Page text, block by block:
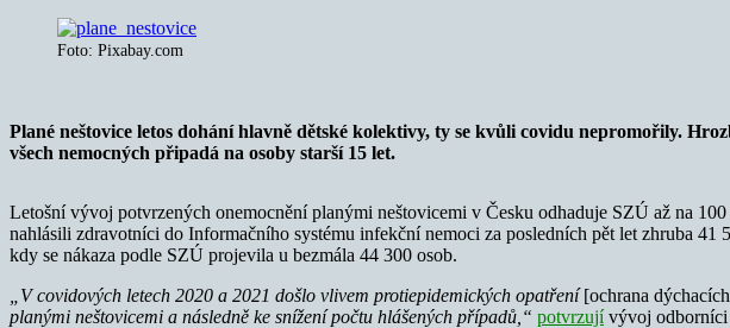
Foto: Pixabay.com
Plané neštovice letos dohání hlavně dětské kolektivy, ty se kvůli covidu nepromořily.
všech nemocných připadá na osoby starší 15 let.
Letošní vývoj potvrzených onemocnění planými neštovicemi v Česku odhaduje SZÚ až na
nahlásili zdravotníci do Informačního systému infekční nemoci za posledních pět let zhruba
kdy se nákaza podle SZÚ projevila u bezmála 44 300 osob.
„V covidových letech 2020 a 2021 došlo vlivem protiepidemických opatření[ochrana
planými neštovicemi a následně ke snížení počtu hlášených případů,“ potvrzujívývoj odborníci